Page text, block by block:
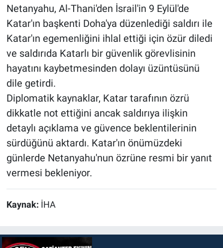
Netanyahu, Al-Thani'den İsrail'in 9 Eylül'de
Katar'ın başkenti Doha'ya düzenlediği saldırı ile
Katar'ın egemenliğini ihlal ettiği için özür diledi
ve saldırıda Katarlı bir güvenlik görevlisinin
hayatını kaybetmesinden dolayı üzüntüsünü
dile getirdi.
Diplomatik kaynaklar, Katar tarafının özrü
dikkatle not ettiğini ancak saldırıya ilişkin
detaylı açıklama ve güvence beklentilerinin
sürdüğünü aktardı. Katar'ın önümüzdeki
günlerde Netanyahu'nun özrüne resmi bir yanıt
vermesi bekleniyor.
Kaynak: İHA